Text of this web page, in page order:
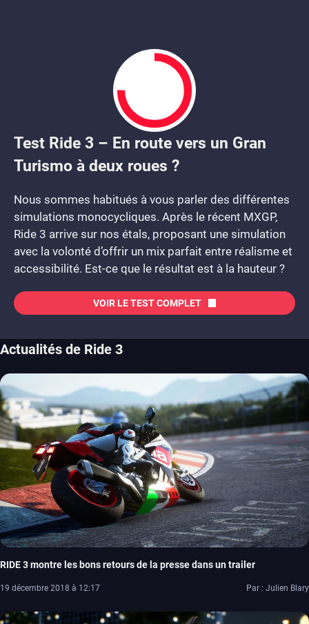
7.5
Test Ride 3 – En route vers un Gran
Turismo à deux roues ?
Nous sommes habitués à vous parler des différentes
simulations monocycliques. Après le récent MXGP,
Ride 3 arrive sur nos étals, proposant une simulation
avec la volonté d’offrir un mix parfait entre réalisme et
accessibilité. Est-ce que le résultat est à la hauteur ?
VOIR LE TEST COMPLET
Actualités de Ride 3
RIDE 3 montre les bons retours de la presse dans un trailer
19 décembre 2018 à 12:17 Par : Julien Blary